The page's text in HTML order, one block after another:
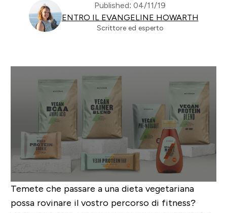
Published: 04/11/19
ENTRO IL EVANGELINE HOWARTH
Scrittore ed esperto
Temete che passare a una dieta vegetariana
possa rovinare il vostro percorso di fitness?